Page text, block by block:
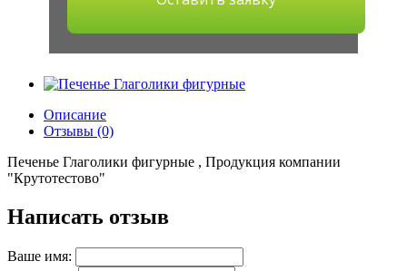
Описание
Отзывы (0)
Печенье Глаголики фигурные , Продукция компании
"Крутотестово"
Написать отзыв
Ваше имя: